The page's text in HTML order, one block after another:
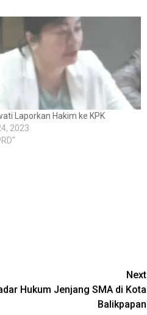
Laporkan Hakim ke KPK
2023
Next
Hukum Jenjang SMA di Kota
Balikpapan